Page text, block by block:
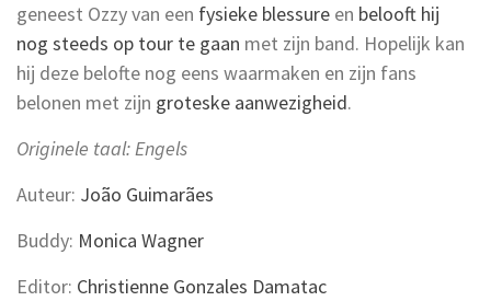
geneest Ozzy van een fysieke blessure en belooft hij
nog steeds op tour te gaan met zijn band. Hopelijk kan
hij deze belofte nog eens waarmaken en zijn fans
belonen met zijn groteske aanwezigheid.
Originele taal: Engels
Auteur: João Guimarães
Buddy: Monica Wagner
Editor: Christienne Gonzales Damatac